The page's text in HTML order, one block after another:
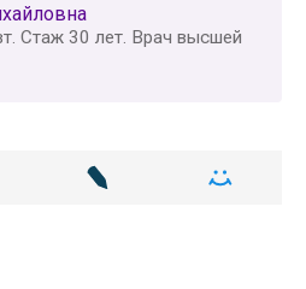
Стаж 30 лет. Врач высшей